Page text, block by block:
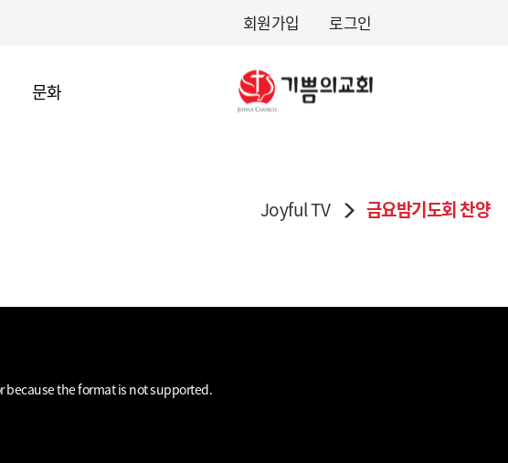
회원가입 로그인
문화
Joyful TV 금요밤기도회 찬양
because the format is not supported.